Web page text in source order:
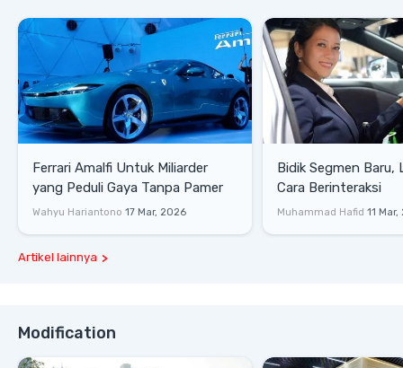
Ferrari Amalfi Untuk Miliarder
yang Peduli Gaya Tanpa Pamer
Wahyu Hariantono 17 Mar, 2026
Bidik Segmen Baru,
Cara Berinteraksi
Muhammad Hafid 11
Artikel lainnya
Modification